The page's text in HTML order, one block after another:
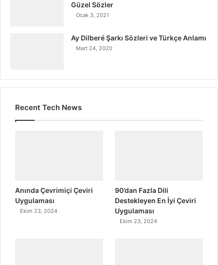
Güzel Sözler
Ocak 3, 2021
Ay Dilberé Şarkı Sözleri ve Türkçe Anlamı
Mart 24, 2020
Recent Tech News
Anında Çevrimiçi Çeviri
Uygulaması
Ekim 23, 2024
90’dan Fazla Dili
Destekleyen En İyi Çeviri
Uygulaması
Ekim 23, 2024